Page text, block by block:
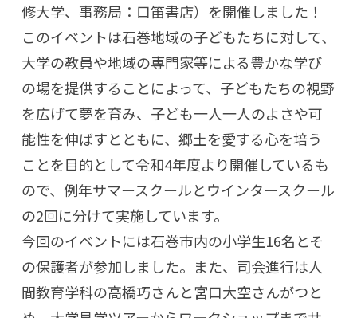
修大学、事務局：口笛書店）を開催しました！
このイベントは石巻地域の子どもたちに対して、
大学の教員や地域の専門家等による豊かな学び
の場を提供することによって、子どもたちの視野
を広げて夢を育み、子ども一人一人のよさや可
能性を伸ばすとともに、郷土を愛する心を培う
ことを目的として令和4年度より開催しているも
ので、例年サマースクールとウインタースクール
の2回に分けて実施しています。
今回のイベントには石巻市内の小学生16名とそ
の保護者が参加しました。また、司会進行は人
間教育学科の高橋巧さんと宮口大空さんがつと